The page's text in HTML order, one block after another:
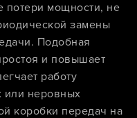
потери мощности, не
замены
Подобная
и повышает
работу
или неровных
коробки передач на